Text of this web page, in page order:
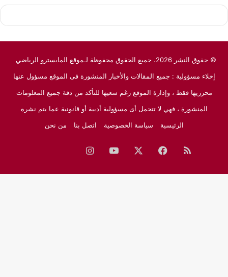
© حقوق النشر 2026، جميع الحقوق محفوظة لـموقع المايسترو الرياضي
إخلاء مسؤولية : جميع المقالات والأخبار المنشورة فى الموقع مسؤول عنها
محرريها فقط ، وإدارة الموقع رغم سعيها للتأكد من دقة جميع المعلومات
المنشورة ، فهي لا تتحمل أى مسؤولية أدبية أو قانونية عما يتم نشره
الرئيسية
سياسة الخصوصية اتصل بنا من نحن
ملخص
الموقع
فيسبوك ‫YouTubeانستقرام
نيوز